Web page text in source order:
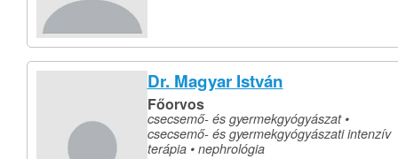
Dr. Magyar István
Főorvos
csecsemő- és gyermekgyógyászat •
csecsemő- és gyermekgyógyászati intenzív
terápia • nephrológia